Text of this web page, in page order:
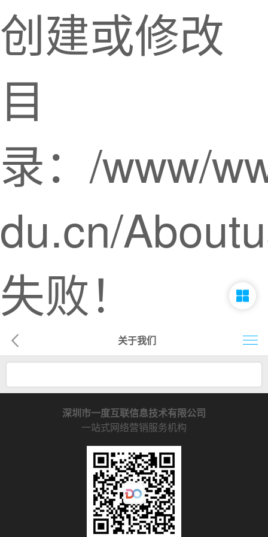
创建或修改
目
录：/www/
du.cn/
失败！
网络营销
企业建站
企业电商
移动营销
客户案例
解决方案
关于我们
深圳市一度互联信息技术有限公司
一站式网络营销服务机构